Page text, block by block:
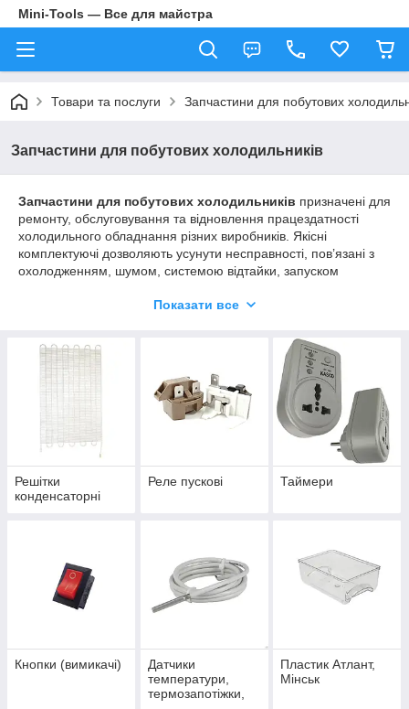
Mini-Tools — Все для майстра
Товари та послуги Запчастини для побутових
Запчастини для побутових холодильників
Запчастини для побутових холодильників призначені для
ремонту, обслуговування та відновлення працездатності
холодильного обладнання різних виробників. Якісні
комплектуючі дозволяють усунути несправності, пов’язані з
охолодженням, шумом, системою відтайки, запуском
В асортименті представленіоригінальні запчастини для
Atlant / Атлант
Indesit / Індезіт
Stinol / Стінол
Nord / Норд
Мінськ;
У нас можна купити:
термостати та датчики температури
дефростери та термозапобіжники ;
плати керування та клапани
ящики, полиці, дверцята та пластикові елементи
Показати все
Решітки
конденсаторні
Реле пускові Таймери
Кнопки (вимикачі)
Датчики
температури,
термозапотіжки,
Пластик Атлант,
Мінськ